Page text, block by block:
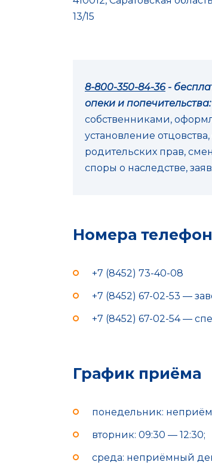
13/15
8-800-350-84-36-
опеки и попечительства:
собственниками,
установление
родительских прав,
споры о наследстве,
Номера
+7 (8452) 73-40-08
+7 (8452) 67-02-53 —
+7 (8452) 67-02-54 —
График приёма
понедельник:
вторник: 09:30 — 12:30;
среда: неприёмный